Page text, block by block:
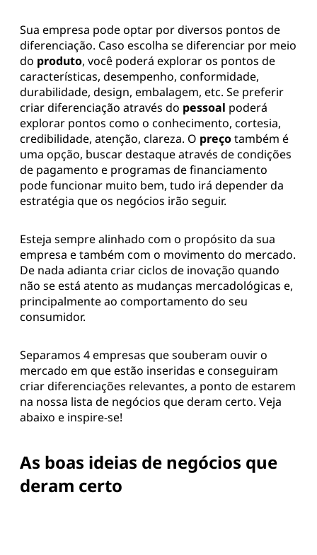
Sua empresa pode optar por diversos pontos de
diferenciação. Caso escolha se diferenciar por meio
do produto, você poderá explorar os pontos de
características, desempenho, conformidade,
durabilidade, design, embalagem, etc. Se preferir
criar diferenciação através do pessoal poderá
explorar pontos como o conhecimento, cortesia,
credibilidade, atenção, clareza. O preçotambém é
uma opção, buscar destaque através de condições
de pagamento e programas de financiamento
pode funcionar muito bem, tudo irá depender da
estratégia que os negócios irão seguir.
Esteja sempre alinhado com o propósito da sua
empresa e também com o movimento do mercado.
De nada adianta criar ciclos de inovação quando
não se está atento as mudanças mercadológicas e,
principalmente ao comportamento do seu
consumidor.
Separamos 4 empresas que souberam ouvir o
mercado em que estão inseridas e conseguiram
criar diferenciações relevantes, a ponto de estarem
na nossa lista de negócios que deram certo. Veja
abaixo e inspire-se!
As boas ideias de negócios que
deram certo